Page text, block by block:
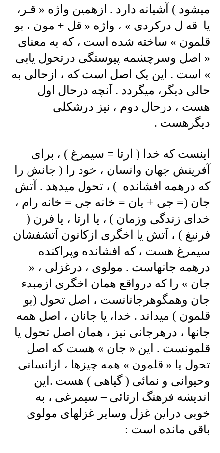
میشود ) آشیانه دارد . ازهمین واژه « قـر،
یا قه ل درکردی » ، واژه « قل + مون ، بو
قلمون » ساخته شده است ، که به معنای
« اصل وسرچشمه پیوستگی درتحول یابی
» است . این یک اصل است که ، ازحالی به
حالی دیگر، میگردد . آنچه درحال اول
هست ، درحال دوم ، نیز درشکلی
دیگرهست .
اینست که خدا ( ارتا = سیمرغ ) ، برای
آفرینش جهان وانسان ، خود را ( جانش را
که درهمه افشانده ) ، تحول میدهد . آتش
جان (= جی + یان = خانه جی = خانه رام ،
خدای زندگی وزمان ) ، یا ارتا ، یا فرن (
فرنبغ ) ، آتش یا اخگری ازکانون آتشفشان
سیمرغ هست ، که افشانده وپراکنده
درهمه جانهاست . مولوی ، درغزلی ، «
جان » را که درواقع همان اخگری ازمبدء
جان وهمگوهرجانانست ، اصل تحول (بو
قلمون ) میداند . خدا، یا جانان ، اصل همه
جانها ، درهرجانی نیز ، همان اصل تحول یا
قلمونست . این « جان » هست که اصل
تحول یا « قلمون » همه چیزها ، ازانسانی
وحیوانی و نمائی ( گیاهی ) هست .این
اندیشه فرهنگ ارتائی – سیمرغی ، به
خوبی دراین غزل وسایر غزلهای مولوی
باقی مانده است :